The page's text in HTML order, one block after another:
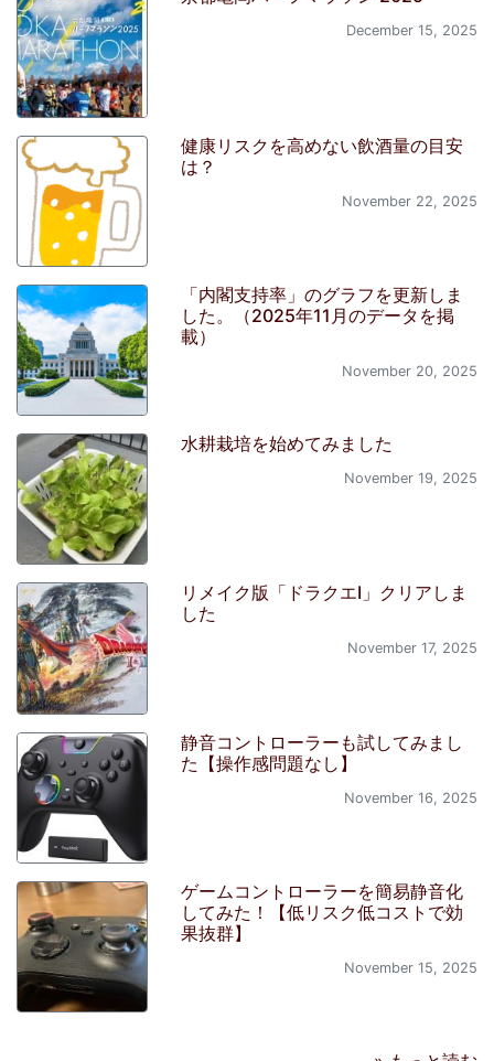
December 15, 2025
健康リスクを高めない飲酒量の目安
は？
November 22, 2025
「内閣支持率」のグラフを更新しま
した。（2025年11月のデータを掲
載）
November 20, 2025
水耕栽培を始めてみました
November 19, 2025
リメイク版「ドラクエI」クリアしま
した
November 17, 2025
静音コントローラーも試してみまし
た【操作感問題なし】
November 16, 2025
ゲームコントローラーを簡易静音化
してみた！【低リスク低コストで効
果抜群】
November 15, 2025